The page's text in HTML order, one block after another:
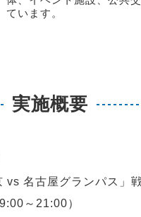
ています。
実施概要
グランパス」戦（
～21:00）